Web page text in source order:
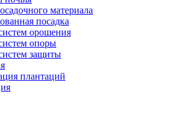
материала
посадка
орошения
опоры
защиты
плантаций